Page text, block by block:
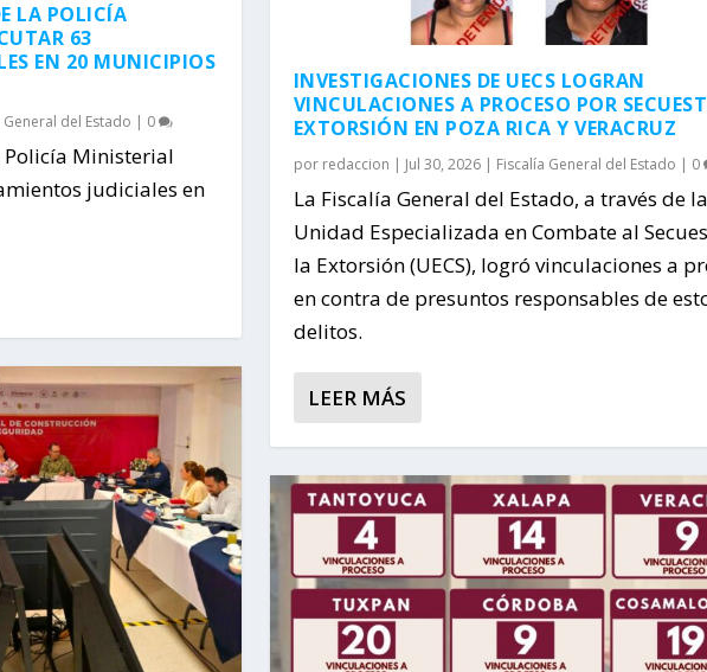
LA POLICÍA
63
EN 20 MUNICIPIOS
General del Estado | 0
Ministerial
judiciales en
INVESTIGACIONES DE UECS LOGRAN
VINCULACIONES A PROCESO POR
EXTORSIÓN EN POZA RICA Y VERACRUZ
por redaccion | Jul 30, 2026| Fiscalía General del Estado | 0
La Fiscalía General del Estado, a través de la
Unidad Especializada en Combate al
la Extorsión (UECS), logró vinculaciones a
en contra de presuntos responsables de
delitos.
LEER MÁS